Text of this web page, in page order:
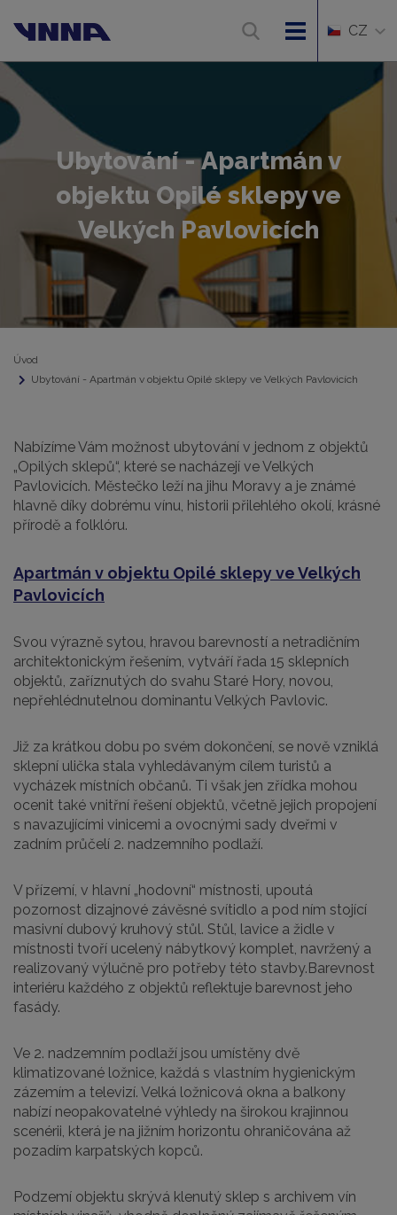
CZ
Ubytování - Apartmán v
objektu Opilé sklepy ve
Velkých Pavlovicích
Úvod
Ubytování - Apartmán v objektu Opilé sklepy ve Velkých Pavlovicích
Nabízíme Vám možnost ubytování v jednom z objektů
„Opilých sklepů“, které se nacházejí ve Velkých
Pavlovicích. Městečko leží na jihu Moravy a je známé
hlavně díky dobrému vínu, historii přilehlého okolí, krásné
přírodě a folklóru.
Apartmán v objektu Opilé sklepy ve Velkých
Pavlovicích
Svou výrazně sytou, hravou barevností a netradičním
architektonickým řešením, vytváří řada 15 sklepních
objektů, zaříznutých do svahu Staré Hory, novou,
nepřehlédnutelnou dominantu Velkých Pavlovic.
Již za krátkou dobu po svém dokončení, se nově vzniklá
sklepní ulička stala vyhledávaným cílem turistů a
vycházek místních občanů. Ti však jen zřídka mohou
ocenit také vnitřní řešení objektů, včetně jejich propojení
s navazujícími vinicemi a ovocnými sady dveřmi v
zadním průčelí 2. nadzemního podlaží.
V přízemí, v hlavní „hodovní“ místnosti, upoutá
pozornost dizajnové závěsné svítidlo a pod ním stojící
masivní dubový kruhový stůl. Stůl, lavice a židle v
místnosti tvoří ucelený nábytkový komplet, navržený a
realizovaný výlučně pro potřeby této stavby.Barevnost
interiéru každého z objektů reflektuje barevnost jeho
fasády.
Ve 2. nadzemním podlaží jsou umístěny dvě
klimatizované ložnice, každá s vlastním hygienickým
zázemím a televizí. Velká ložnicová okna a balkony
nabízí neopakovatelné výhledy na širokou krajinnou
scenérii, která je na jižním horizontu ohraničována až
pozadím karpatských kopců.
Podzemí objektu skrývá klenutý sklep s archivem vín